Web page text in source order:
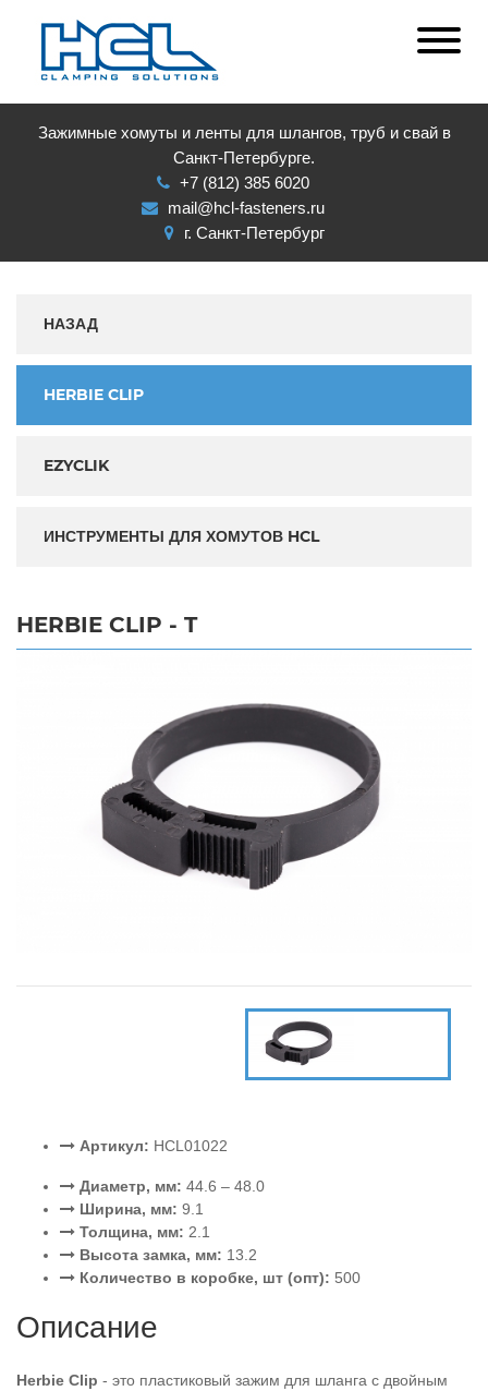
Зажимные хомуты и ленты для шлангов, труб и свай в
Санкт-Петербурге.
+7 (812) 385 6020
mail@hcl-fasteners.ru
г. Санкт-Петербург
НАЗАД
HERBIE CLIP
EZYCLIK
ИНСТРУМЕНТЫ ДЛЯ ХОМУТОВ HCL
HERBIE CLIP - T
Артикул: HCL01022
Диаметр, мм: 44.6 – 48.0
Ширина, мм: 9.1
Толщина, мм: 2.1
Высота замка, мм: 13.2
Количество в коробке, шт (опт): 500
Описание
Herbie Clip - это пластиковый зажим для шланга с двойным